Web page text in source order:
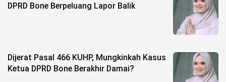
DPRD Bone Berpeluang Lapor Balik
Dijerat Pasal 466 KUHP, Mungkinkah Kasus
Ketua DPRD Bone Berakhir Damai?